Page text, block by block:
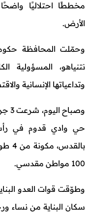
مخططًا احتلاليًا
الأرض.
وحمّلت المحافظة حكومة
نتنياهو، المسؤولية
وتداعياتها الإنسانية
حي وادي قدوم في
100 مواطن مقدسي.
وطوّقت قوات العدو
سكان البناية من نساء